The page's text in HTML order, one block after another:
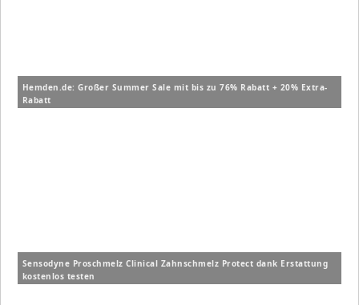
Hemden.de: Großer Summer Sale mit bis zu 76% Rabatt + 20% Extra-
Rabatt
Sensodyne Proschmelz Clinical Zahnschmelz Protect dank Erstattung
kostenlos testen